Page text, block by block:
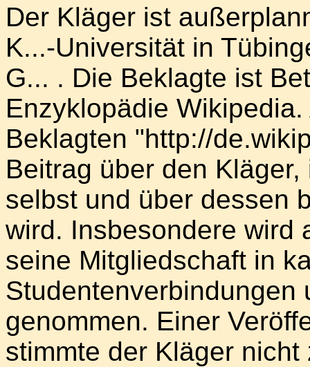
Der Kläger ist
K...-Universität in
G... . Die Beklagte ist
Enzyklopädie
Beklagten "http://
Beitrag über den
selbst und über dessen
wird. Insbesondere wird
seine Mitgliedschaft in
Studentenverbindungen
genommen. Einer
stimmte der Kläger nicht